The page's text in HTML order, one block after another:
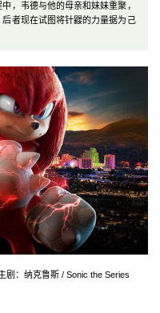
，韦德与他的母亲和妹妹重聚，
者现在试图将针鼹的力量据为己
剧：纳克鲁斯 / Sonic the Series